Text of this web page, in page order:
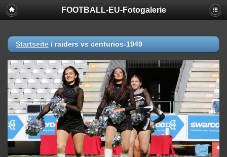
FOOTBALL-EU-Fotogalerie
Startseite / raiders vs centurios-1949